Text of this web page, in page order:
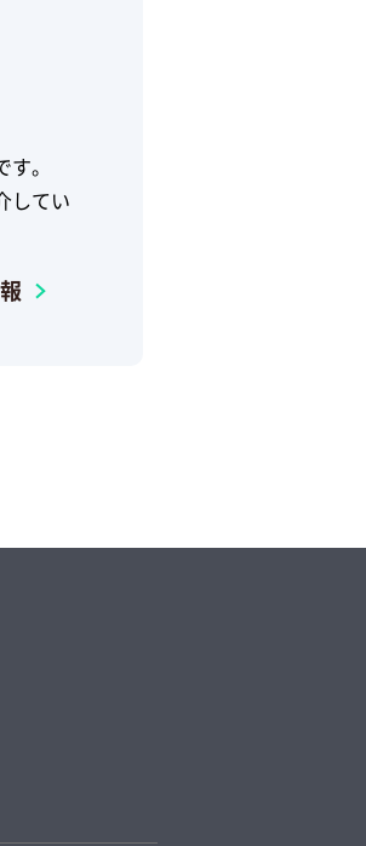
。
してい